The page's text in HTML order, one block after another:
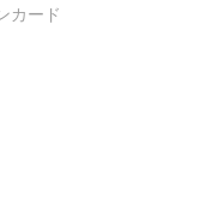
カード